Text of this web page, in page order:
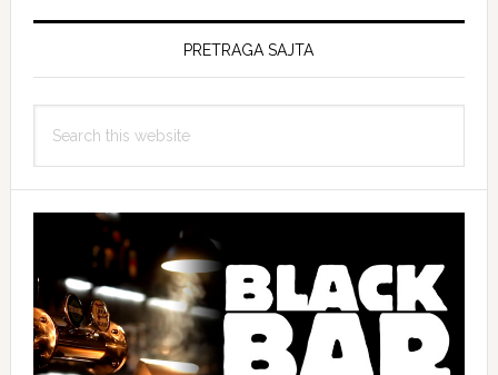
PRETRAGA SAJTA
this